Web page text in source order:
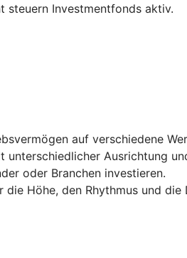
steuern Investmentfonds aktiv.
auf verschiedene
Ausrichtung
oder Branchen investieren.
Höhe, den Rhythmus und